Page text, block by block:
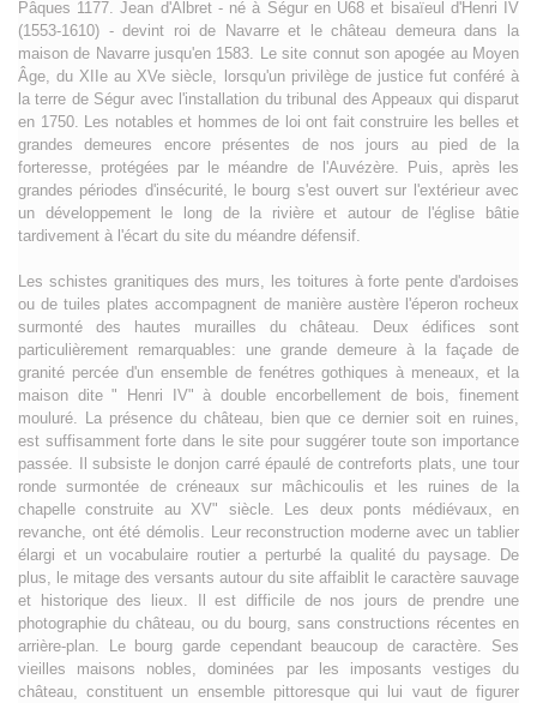
Pâques 1177. Jean d'Albret - né à Ségur en U68 et bisaïeul d'Henri IV
(1553-1610) - devint roi de Navarre et le château demeura dans la
maison de Navarre jusqu'en 1583. Le site connut son apogée au Moyen
Âge, du XIIe au XVe siècle, lorsqu'un privilège de justice fut conféré à
la terre de Ségur avec l'installation du tribunal des Appeaux qui disparut
en 1750. Les notables et hommes de loi ont fait construire les belles et
grandes demeures encore présentes de nos jours au pied de la
forteresse, protégées par le méandre de l'Auvézère. Puis, après les
grandes périodes d'insécurité, le bourg s'est ouvert sur l'extérieur avec
un développement le long de la rivière et autour de l'église bâtie
tardivement à l'écart du site du méandre défensif.
Les schistes granitiques des murs, les toitures à forte pente d'ardoises
ou de tuiles plates accompagnent de manière austère l'éperon rocheux
surmonté des hautes murailles du château. Deux édifices sont
particulièrement remarquables: une grande demeure à la façade de
granité percée d'un ensemble de fenétres gothiques à meneaux, et la
maison dite " Henri IV" à double encorbellement de bois, finement
mouluré. La présence du château, bien que ce dernier soit en ruines,
est suffisamment forte dans le site pour suggérer toute son importance
passée. Il subsiste le donjon carré épaulé de contreforts plats, une tour
ronde surmontée de créneaux sur mâchicoulis et les ruines de la
chapelle construite au XV" siècle. Les deux ponts médiévaux, en
revanche, ont été démolis. Leur reconstruction moderne avec un tablier
élargi et un vocabulaire routier a perturbé la qualité du paysage. De
plus, le mitage des versants autour du site affaiblit le caractère sauvage
et historique des lieux. Il est difficile de nos jours de prendre une
photographie du château, ou du bourg, sans constructions récentes en
arrière-plan. Le bourg garde cependant beaucoup de caractère. Ses
vieilles maisons nobles, dominées par les imposants vestiges du
château, constituent un ensemble pittoresque qui lui vaut de figurer